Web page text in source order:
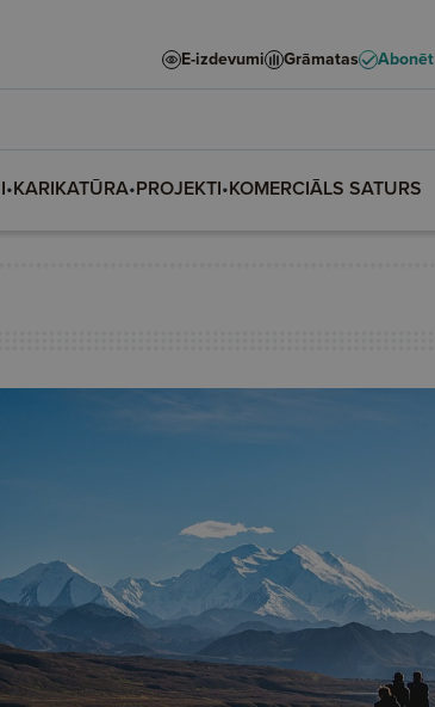
E-izdevumi Grāmatas Abonēt
•KARIKATŪRA•PROJEKTI•KOMERCIĀLS SATURS